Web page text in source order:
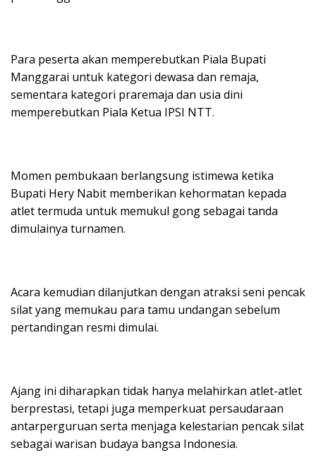
Para peserta akan memperebutkan Piala Bupati
Manggarai untuk kategori dewasa dan remaja,
sementara kategori praremaja dan usia dini
memperebutkan Piala Ketua IPSI NTT.
Momen pembukaan berlangsung istimewa ketika
Bupati Hery Nabit memberikan kehormatan kepada
atlet termuda untuk memukul gong sebagai tanda
dimulainya turnamen.
Acara kemudian dilanjutkan dengan atraksi seni pencak
silat yang memukau para tamu undangan sebelum
pertandingan resmi dimulai.
Ajang ini diharapkan tidak hanya melahirkan atlet-atlet
berprestasi, tetapi juga memperkuat persaudaraan
antarperguruan serta menjaga kelestarian pencak silat
sebagai warisan budaya bangsa Indonesia.